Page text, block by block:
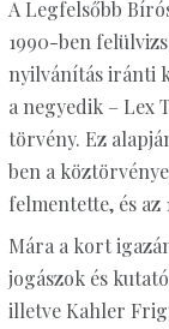
A Legfelsőbb
1990-ben
nyilvánítás iránti
a negyedik – Lex
törvény. Ez
ben a
felmentette, és az
Mára a kort
jogászok és
illetve Kahler